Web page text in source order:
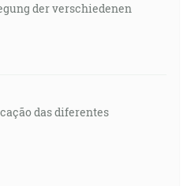
der verschiedenen
das diferentes